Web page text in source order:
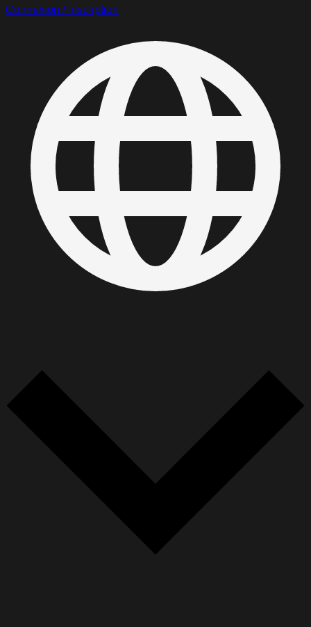
Connexion / Inscription